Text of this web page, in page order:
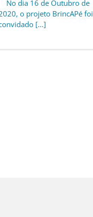
No dia 16 de Outubro de
o projeto BrincAPé foi
[...]